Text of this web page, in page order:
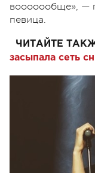
вооооообще», —
певица.
ЧИТАЙТЕ
засыпала сеть